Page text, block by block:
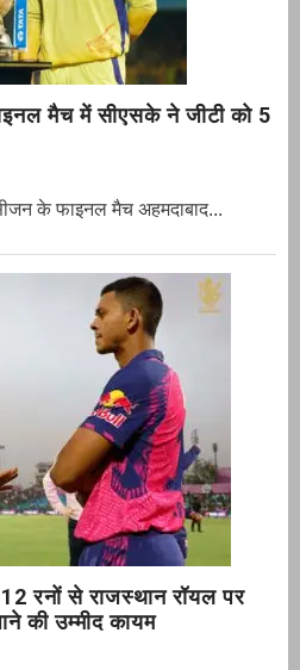
मैच में सीएसके ने जीटी को 5
के फाइनल मैच अहमदाबाद...
रनों से राजस्थान रॉयल पर
की उम्मीद कायम